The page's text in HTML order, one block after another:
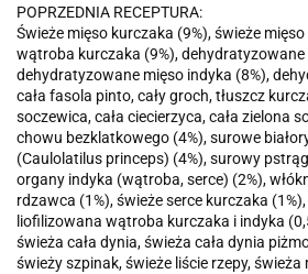
POPRZEDNIA RECEPTURA:
Świeże mięso kurczaka (9%), świeże
wątroba kurczaka (9%), dehydratyzowane
dehydratyzowane mięso indyka (8%),
cała fasola pinto, cały groch, tłuszcz
soczewica, cała ciecierzyca, cała zielona
chowu bezklatkowego (4%), surowe
(Caulolatilus princeps) (4%), surowy
organy indyka (wątroba, serce) (2%),
rdzawca (1%), świeże serce kurczaka
liofilizowana wątroba kurczaka i indyka
świeża cała dynia, świeża cała dynia
świeży szpinak, świeże liście rzepy, świeża